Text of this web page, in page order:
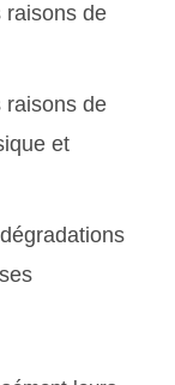
raisons de
raisons de
et